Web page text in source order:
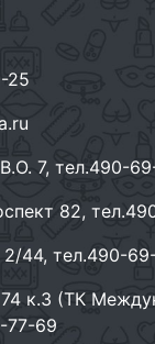
25
7, тел.490-
82,
2/44, тел.490-
74 к.3 (ТК
77-69